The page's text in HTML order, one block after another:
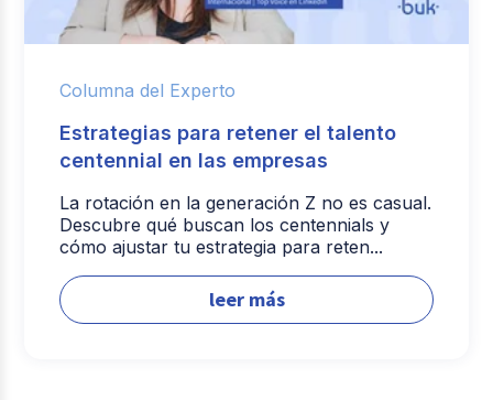
Columna del Experto
Estrategias para retener el talento
centennial en las empresas
La rotación en la generación Z no es casual.
Descubre qué buscan los centennials y
cómo ajustar tu estrategia para reten...
leer más